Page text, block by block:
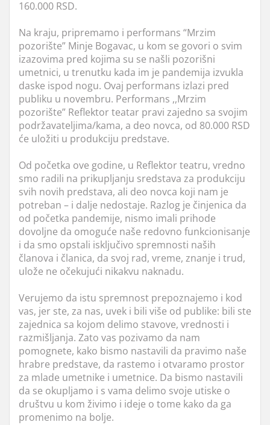
160.000 RSD.
Na kraju, pripremamo i performans “Mrzim
pozorište” Minje Bogavac, u kom se govori o svim
izazovima pred kojima su se našli pozorišni
umetnici, u trenutku kada im je pandemija izvukla
daske ispod nogu. Ovaj performans izlazi pred
publiku u novembru. Performans ,,Mrzim
pozorište” Reflektor teatar pravi zajedno sa svojim
podržavateljima/kama, a deo novca, od 80.000 RSD
će uložiti u produkciju predstave.
Od početka ove godine, u Reflektor teatru, vredno
smo radili na prikupljanju sredstava za produkciju
svih novih predstava, ali deo novca koji nam je
potreban – i dalje nedostaje. Razlog je činjenica da
od početka pandemije, nismo imali prihode
dovoljne da omoguće naše redovno funkcionisanje
i da smo opstali isključivo spremnosti naših
članova i članica, da svoj rad, vreme, znanje i trud,
ulože ne očekujući nikakvu naknadu.
Verujemo da istu spremnost prepoznajemo i kod
vas, jer ste, za nas, uvek i bili više od publike: bili ste
zajednica sa kojom delimo stavove, vrednosti i
razmišljanja. Zato vas pozivamo da nam
pomognete, kako bismo nastavili da pravimo naše
hrabre predstave, da rastemo i otvaramo prostor
za mlade umetnike i umetnice. Da bismo nastavili
da se okupljamo i s vama delimo svoje utiske o
društvu u kom živimo i ideje o tome kako da ga
promenimo na bolje.